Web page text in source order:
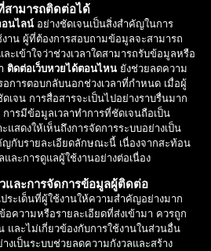
สามารถติดต่อได้
อนไลน์ อย่างชัดเจนเป็นสิ่งสำคัญในการ
าน ผู้ที่ต้องการสอบถามข้อมูลจะสามารถ
ะเข้าใจว่าช่วงเวลาใดสามารถรับข้อมูลหรือ
ติดต่อเว็บหวยได้ตอนไหน ยังช่วยลดความ
อการตอบกลับนอกช่วงเวลาที่กำหนด เมื่อผู้
เจน การสื่อสารจะเป็นไปอย่างราบรื่นมาก
ารมีข้อมูลเวลาทำการที่ชัดเจนถือเป็น
สดงให้เห็นถึงการจัดการระบบอย่างเป็น
ญกับรายละเอียดลักษณะนี้ เนื่องจากสะท้อน
ละการดูแลผู้ใช้งานอย่างต่อเนื่อง
และการจัดการข้อมูลผู้ติดต่อ
ประเด็นที่ผู้ใช้งานให้ความสำคัญอย่างมาก
ความหรือรายละเอียดที่ส่งเข้ามา ควรถูก
และไม่เกี่ยวข้องกับการใช้งานในส่วนอื่น
งเป็นระบบช่วยลดความกังวลและสร้าง